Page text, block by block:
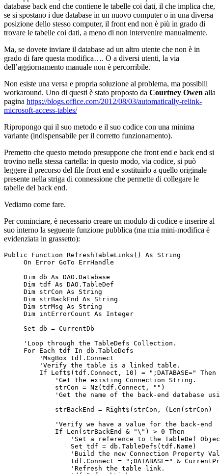
database back end che contiene le tabelle coi dati, il che implica che,
se si spostano i due database in un nuovo computer o in una diversa
posizione dello stesso computer, il front end non è più in grado di
trovare le tabelle coi dati, a meno di non intervenire manualmente.
Ma, se dovete inviare il database ad un altro utente che non è in
grado di fare questa modifica…. O a diversi utenti, la via
dell’aggiornamento manuale non è percorribile.
Non esiste una versa e propria soluzione al problema, ma possibili
workaround. Uno di questi è stato proposto da Courtney Owen alla
pagina https://blogs.office.com/2012/08/03/automatically-relink-
microsoft-access-tables/
Ripropongo qui il suo metodo e il suo codice con una minima
variante (indispensabile per il corretto funzionamento).
Premetto che questo metodo presuppone che front end e back end si
trovino nella stessa cartella: in questo modo, via codice, si può
leggere il precorso del file front end e sostituirlo a quello originale
presente nella striga di connessione che permette di collegare le
tabelle del back end.
Vediamo come fare.
Per cominciare, è necessario creare un modulo di codice e inserire al
suo interno la seguente funzione pubblica (ma mia mini-modifica è
evidenziata in grassetto):
Public Function RefreshTableLinks() As String
On Error GoTo ErrHandle
Dim db As DAO.Database
Dim tdf As DAO.TableDef
Dim strCon As String
Dim strBackEnd As String
Dim strMsg As String
Dim intErrorCount As Integer
Set db = CurrentDb
'Loop through the TableDefs Collection.
For Each tdf In db.TableDefs
'MsgBox tdf.Connect
'Verify the table is a linked table.
If Left$(tdf.Connect, 10) = ";DATABASE=" Then
'Get the existing Connection String.
strCon = Nz(tdf.Connect, "")
'Get the name of the back-end database
strBackEnd = Right$(strCon, (Len(strCon) -
'Verify we have a value for the back-end
If Len(strBackEnd & "\") > 0 Then
'Set a reference to the TableDef
Set tdf = db.TableDefs(tdf.Name)
'Build the new Connection Property
tdf.Connect = ";DATABASE=" &
'Refresh the table link.